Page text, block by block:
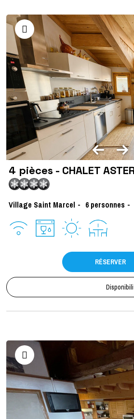
4 pièces - CHALET
Village Saint Marcel 6 personnes
RÉSERVER